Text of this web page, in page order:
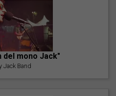
del mono Jack"
Jack Band